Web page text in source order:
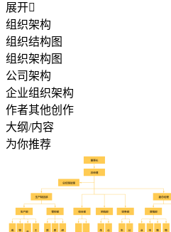
展开
组织架构
组织结构图
组织架构图
公司架构
企业组织架构
作者其他创作
大纲/内容
为你推荐